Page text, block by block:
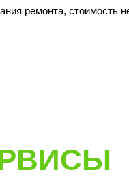
ремонта, стоимость